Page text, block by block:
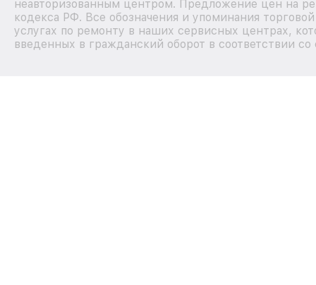
неавторизованным центром. Предложение цен на
кодекса РФ. Все обозначения и упоминания
услугах по ремонту в наших сервисных центрах,
введенных в гражданский оборот в соответствии